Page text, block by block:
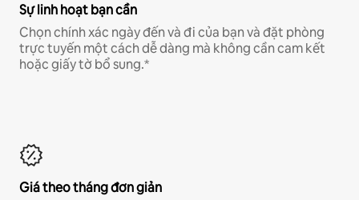
Sự linh hoạt bạn cần
Chọn chính xác ngày đến và đi của bạn và đặt phòng
trực tuyến một cách dễ dàng mà không cần cam kết
hoặc giấy tờ bổ sung.*
Giá theo tháng đơn giản